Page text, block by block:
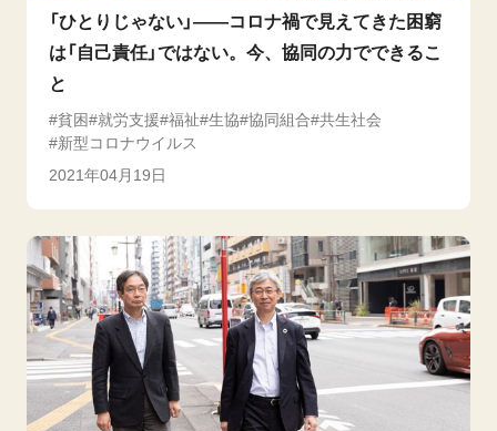
「ひとりじゃない」――コロナ禍で見えてきた困窮
は「自己責任」ではない。今、協同の力でできるこ
と
貧困 就労支援 福祉 生協 協同組合 共生社会
新型コロナウイルス
2021年04月19日